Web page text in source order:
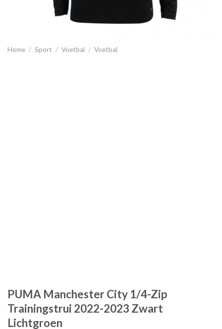
Home / Sport / Voetbal / Voetbal
PUMA Manchester City 1/4-Zip
Trainingstrui 2022-2023 Zwart
Lichtgroen